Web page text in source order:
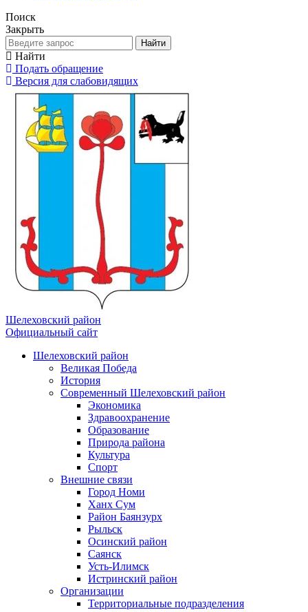
Поиск
Закрыть
Найти
Найти
Подать обращение
Версия для слабовидящих
Шелеховский район
Официальный сайт
Шелеховский район
Великая Победа
История
Современный Шелеховский район
Экономика
Здравоохранение
Образование
Природа района
Культура
Спорт
Внешние связи
Город Номи
Ханх Сум
Район Баянзурх
Рыльск
Осинский район
Саянск
Усть-Илимск
Истринский район
Организации
Территориальные подразделения